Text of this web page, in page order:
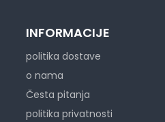
INFORMACIJE
politika dostave
o nama
Česta pitanja
politika privatnosti